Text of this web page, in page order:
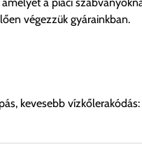
végezzük gyárainkban.
kevesebb